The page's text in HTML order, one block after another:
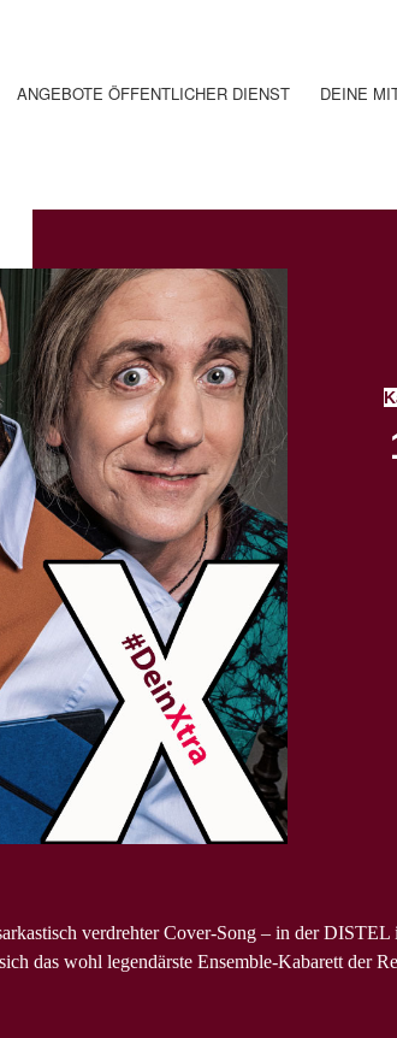
ANGEBOTE ÖFFENTLICHER DIENST DEINE
verdrehter Cover-Song – in der
das wohl legendärste Ensemble-Kabarett der